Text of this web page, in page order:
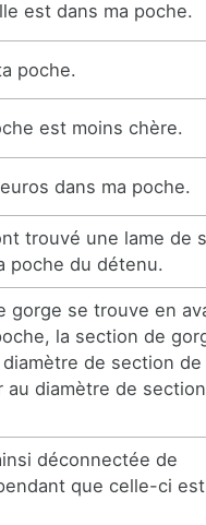
est dans ma poche.
poche.
est moins chère.
dans ma poche.
trouvé une lame de
poche du détenu.
gorge se trouve en
la section de
de section de
au diamètre de
déconnectée de
que celle-ci est